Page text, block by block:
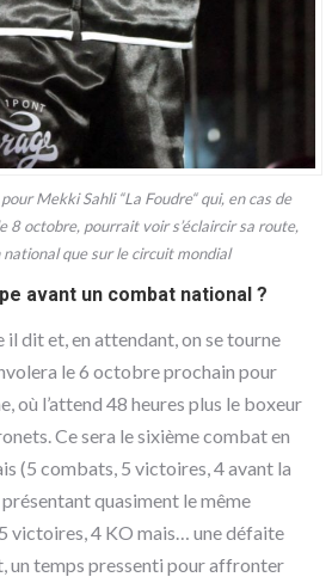
Mekki Sahli “La Foudre“ qui, en cas de
8 octobre, pourrait voir s’éclaircir sa route,
que sur le circuit mondial
avant un combat national ?
il dit et, en attendant, on se tourne
le 6 octobre prochain pour
où l’attend 48 heures plus le boxeur
Ce sera le sixième combat en
(5 combats, 5 victoires, 4 avant la
quasiment le même
victoires, 4 KO mais… une défaite
un temps pressenti pour affronter